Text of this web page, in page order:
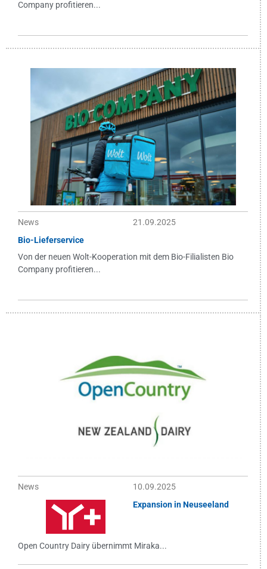
Company profitieren...
News
21.09.2025
Bio-Lieferservice
Von der neuen Wolt-Kooperation mit dem Bio-Filialisten Bio
Company profitieren...
News
10.09.2025
Expansion in Neuseeland
Open Country Dairy übernimmt Miraka...